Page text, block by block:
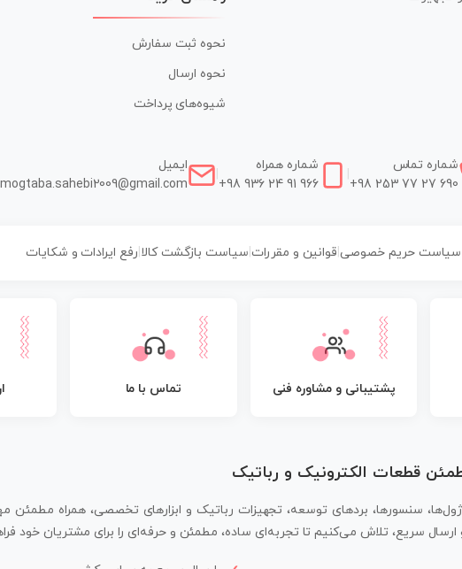
نحوه ثبت سفارش
نحوه ارسال
شیوه‌های پرداخت
شماره تماس
+98 253 77 27 690
شماره همراه
+98 936 24 91 966
ایمیل
mogtaba.sahebi2009@gmail.com
سیاست حریم خصوصی| قوانین و مقررات سیاست بازگشت کالا رفع ایرادات و شکایات
پشتیبانی و مشاوره فنی تماس با ما
قطعات الکترونیک و رباتیک
سنسورها، بردهای توسعه، تجهیزات رباتیک و ابزارهای تخصصی، همراه مطمئن
سریع، تلاش می‌کنیم تا تجربه‌ای ساده، مطمئن و حرفه‌ای را برای مشتریان خود